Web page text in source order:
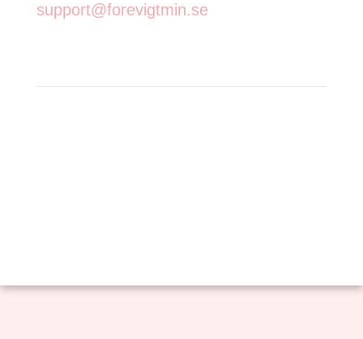
support@forevigtmin.se